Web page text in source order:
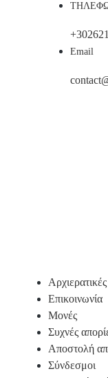
Email
Επικοινωνία
Μονές
Συχνές
Αποστολή
Σύνδεσμοι